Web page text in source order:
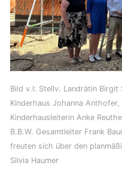
Bild v.l: Stellv. Landrätin
Kinderhaus Johanna
Kinderhausleiterin Anke
B.B.W. Gesamtleiter Frank
freuten sich über den
Silvia Haumer